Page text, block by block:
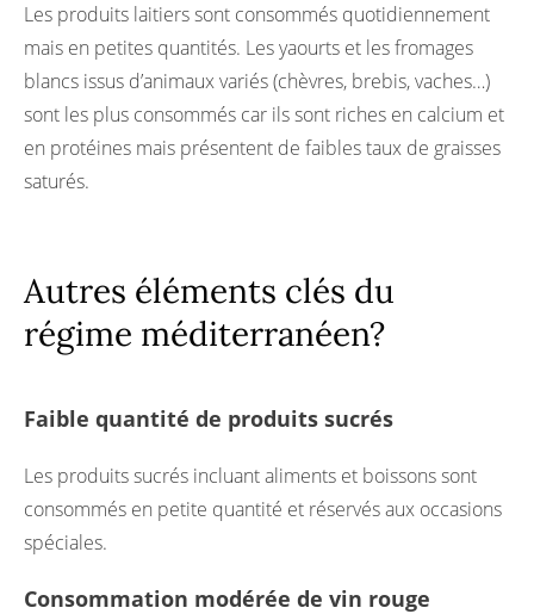
Les produits laitiers sont consommés quotidiennement
mais en petites quantités. Les yaourts et les fromages
blancs issus d’animaux variés (chèvres, brebis, vaches…)
sont les plus consommés car ils sont riches en calcium et
en protéines mais présentent de faibles taux de graisses
saturés.
Autres éléments clés du
régime méditerranéen?
Faible quantité de produits sucrés
Les produits sucrés incluant aliments et boissons sont
consommés en petite quantité et réservés aux occasions
spéciales.
Consommation modérée de vin rouge